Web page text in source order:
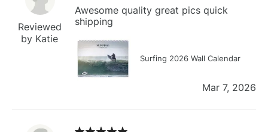
Reviewed
by Katie
Awesome quality great pics quick
shipping
Surfing 2026 Wall Calendar
Mar 7, 2026